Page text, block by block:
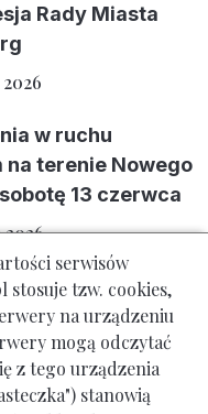
Rady Miasta
w ruchu
na terenie Nowego
13 czerwca
2026
8 9 ... 62
serwisów
tzw. cookies,
na urządzeniu
mogą odczytać
z tego urządzenia
stanowią